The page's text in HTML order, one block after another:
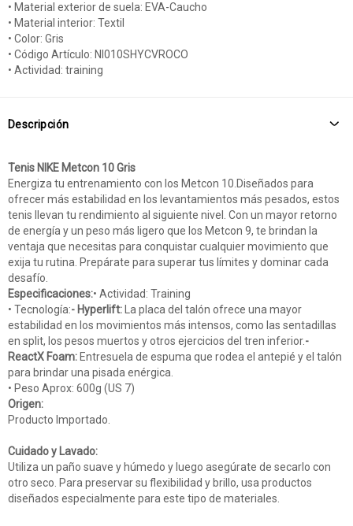
• Material exterior de suela: EVA-Caucho
• Material interior: Textil
• Color: Gris
• Código Artículo: NI010SHYCVROCO
• Actividad: training
Descripción
Tenis NIKE Metcon 10 Gris
Energiza tu entrenamiento con los Metcon 10.Diseñados para
ofrecer más estabilidad en los levantamientos más pesados, estos
tenis llevan tu rendimiento al siguiente nivel. Con un mayor retorno
de energía y un peso más ligero que los Metcon 9, te brindan la
ventaja que necesitas para conquistar cualquier movimiento que
exija tu rutina. Prepárate para superar tus límites y dominar cada
desafío.
Especificaciones:• Actividad: Training
• Tecnología:- Hyperlift: La placa del talón ofrece una mayor
estabilidad en los movimientos más intensos, como las sentadillas
en split, los pesos muertos y otros ejercicios del tren inferior.-
ReactX Foam: Entresuela de espuma que rodea el antepié y el talón
para brindar una pisada enérgica.
• Peso Aprox: 600g (US 7)
Origen:
Producto Importado.
Cuidado y Lavado:
Utiliza un paño suave y húmedo y luego asegúrate de secarlo con
otro seco. Para preservar su flexibilidad y brillo, usa productos
diseñados especialmente para este tipo de materiales.